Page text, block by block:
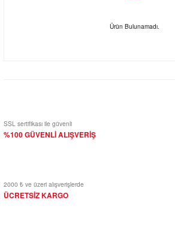
Ürün Bulunamadı.
SSL sertifikası ile güvenli
%100 GÜVENLİ ALIŞVERİŞ
2000 ₺ ve üzeri alışverişlerde
ÜCRETSİZ KARGO